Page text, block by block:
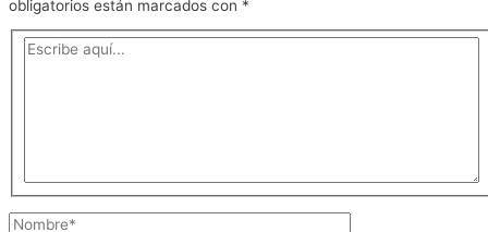
obligatorios están marcados con *
Escribe
Nombre*